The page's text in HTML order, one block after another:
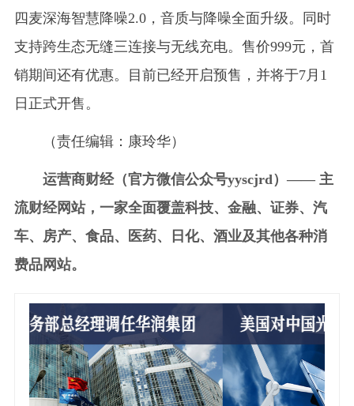
四麦深海智慧降噪2.0，音质与降噪全面升级。同时
支持跨生态无缝三连接与无线充电。售价999元，首
销期间还有优惠。目前已经开启预售，并将于7月1
日正式开售。
（责任编辑：康玲华）
运营商财经（官方微信公众号yyscjrd）—— 主
流财经网站，一家全面覆盖科技、金融、证券、汽
车、房产、食品、医药、日化、酒业及其他各种消
费品网站。